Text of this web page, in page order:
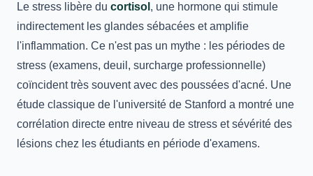
Le stress libère du cortisol , une hormone qui stimule
indirectement les glandes sébacées et amplifie
l'inflammation. Ce n'est pas un mythe : les périodes de
stress (examens, deuil, surcharge professionnelle)
coïncident très souvent avec des poussées d'acné. Une
étude classique de l'université de Stanford a montré une
corrélation directe entre niveau de stress et sévérité des
lésions chez les étudiants en période d'examens.